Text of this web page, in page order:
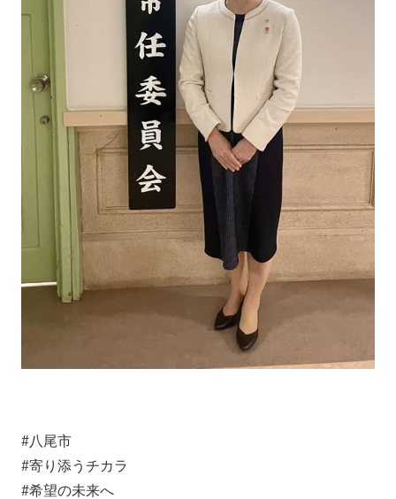
#八尾市
#寄り添うチカラ
#希望の未来へ